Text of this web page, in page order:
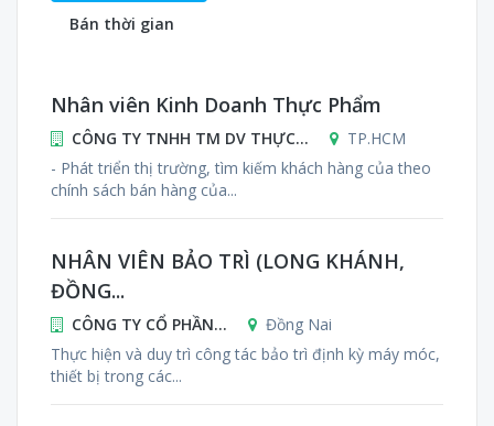
Bán thời gian
Nhân viên Kinh Doanh Thực Phẩm
CÔNG TY TNHH TM DV THỰC...
TP.HCM
- Phát triển thị trường, tìm kiếm khách hàng của theo
chính sách bán hàng của...
NHÂN VIÊN BẢO TRÌ (LONG KHÁNH,
ĐỒNG...
CÔNG TY CỔ PHẦN...
Đồng Nai
Thực hiện và duy trì công tác bảo trì định kỳ máy móc,
thiết bị trong các...